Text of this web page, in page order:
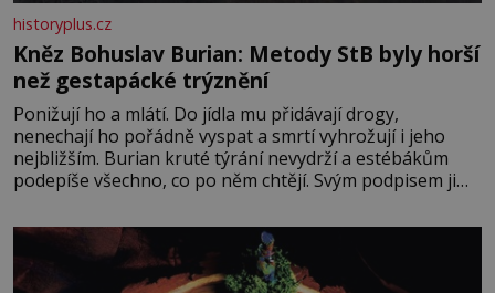
historyplus.cz
Kněz Bohuslav Burian: Metody StB byly horší
než gestapácké trýznění
Ponižují ho a mlátí. Do jídla mu přidávají drogy,
nenechají ho pořádně vyspat a smrtí vyhrožují i jeho
nejbližším. Burian kruté týrání nevydrží a estébákům
podepíše všechno, co po něm chtějí. Svým podpisem jim
fyzický ani psychický nátlak. Syn brněnského řezníka
chce být knězem a